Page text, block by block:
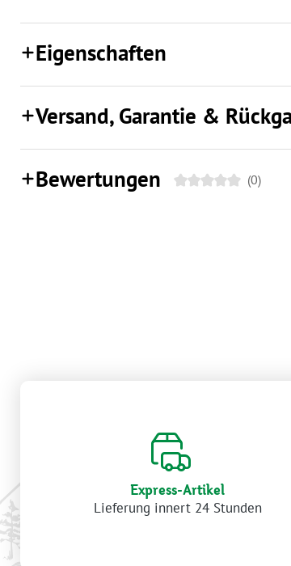
Eigenschaften
Versand, Garantie &
Bewertungen (0)
Express-Artikel
Lieferung innert 24 Stunden